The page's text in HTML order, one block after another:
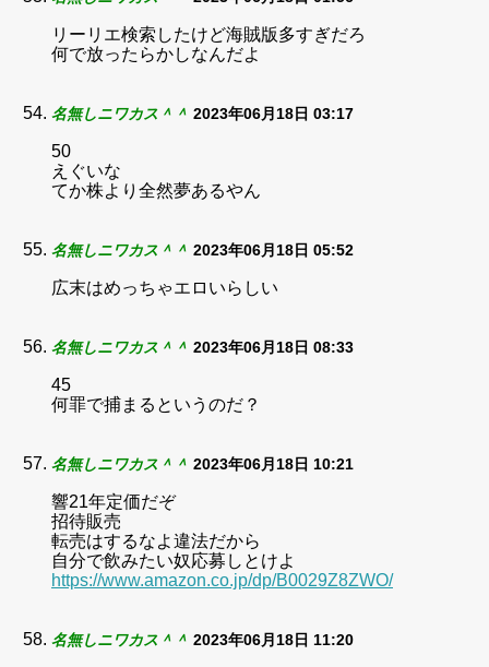
リーリエ検索したけど海賊版多すぎだろ
何で放ったらかしなんだよ
名無しニワカス＾＾ 2023年06月18日 03:17
50
えぐいな
てか株より全然夢あるやん
名無しニワカス＾＾ 2023年06月18日 05:52
広末はめっちゃエロいらしい
名無しニワカス＾＾ 2023年06月18日 08:33
45
何罪で捕まるというのだ？
名無しニワカス＾＾ 2023年06月18日 10:21
響21年定価だぞ
招待販売
転売はするなよ違法だから
自分で飲みたい奴応募しとけよ
https://www.amazon.co.jp/dp/B0029Z8ZWO/
名無しニワカス＾＾ 2023年06月18日 11:20